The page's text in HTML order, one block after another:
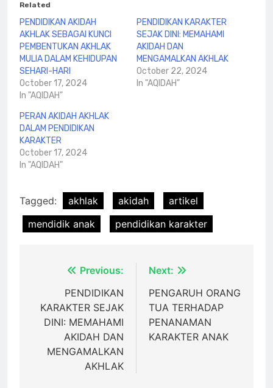
Related
PENDIDIKAN AKIDAH
AKHLAK SEBAGAI KUNCI
PEMBENTUKAN AKHLAK
MULIA DALAM KEHIDUPAN
SEHARI-HARI
October 17, 2024
In "AQIDAH"
PENDIDIKAN KARAKTER
SEJAK DINI: MEMAHAMI
AKIDAH DAN
MENGAMALKAN AKHLAK
October 22, 2024
In "AQIDAH"
PERAN AKIDAH AKHLAK
DALAM PENDIDIKAN
KARAKTER
October 17, 2024
In "AQIDAH"
Tagged: akhlak akidah
artikel
mendidik anak
pendidikan karakter
navigation
Previous:
PENDIDIKAN
KARAKTER SEJAK
DINI: MEMAHAMI
AKIDAH DAN
MENGAMALKAN
AKHLAK
Next:
PENGARUH ORANG
TUA TERHADAP
PENANAMAN
KARAKTER ANAK